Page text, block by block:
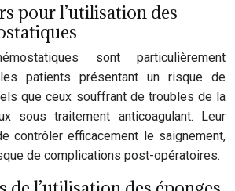
pour l’utilisation des
sont particulièrement
patients présentant un risque de
que ceux souffrant de troubles de la
sous traitement anticoagulant. Leur
contrôler efficacement le saignement,
de complications post-opératoires.